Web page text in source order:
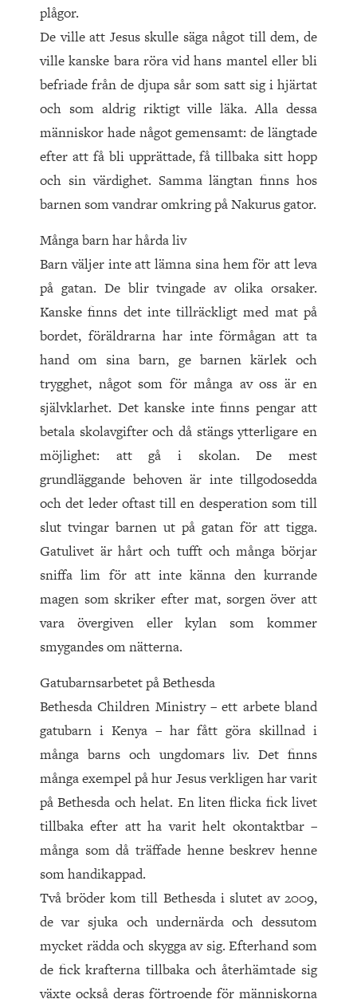
plågor.
De ville att Jesus skulle säga något till dem, de
ville kanske bara röra vid hans mantel eller bli
befriade från de djupa sår som satt sig i hjärtat
och som aldrig riktigt ville läka. Alla dessa
människor hade något gemensamt: de längtade
efter att få bli upprättade, få tillbaka sitt hopp
och sin värdighet. Samma längtan finns hos
barnen som vandrar omkring på Nakurus gator.
Många barn har hårda liv
Barn väljer inte att lämna sina hem för att leva
på gatan. De blir tvingade av olika orsaker.
Kanske finns det inte tillräckligt med mat på
bordet, föräldrarna har inte förmågan att ta
hand om sina barn, ge barnen kärlek och
trygghet, något som för många av oss är en
självklarhet. Det kanske inte finns pengar att
betala skolavgifter och då stängs ytterligare en
möjlighet: att gå i skolan. De mest
grundläggande behoven är inte tillgodosedda
och det leder oftast till en desperation som till
slut tvingar barnen ut på gatan för att tigga.
Gatulivet är hårt och tufft och många börjar
sniffa lim för att inte känna den kurrande
magen som skriker efter mat, sorgen över att
vara övergiven eller kylan som kommer
smygandes om nätterna.
Gatubarnsarbetet på Bethesda
Bethesda Children Ministry – ett arbete bland
gatubarn i Kenya – har fått göra skillnad i
många barns och ungdomars liv. Det finns
många exempel på hur Jesus verkligen har varit
på Bethesda och helat. En liten flicka fick livet
tillbaka efter att ha varit helt okontaktbar –
många som då träffade henne beskrev henne
som handikappad.
Två bröder kom till Bethesda i slutet av 2009,
de var sjuka och undernärda och dess­utom
mycket rädda och skygga av sig. Efterhand som
de fick krafterna tillbaka och återhämtade sig
växte också deras förtroende för människorna